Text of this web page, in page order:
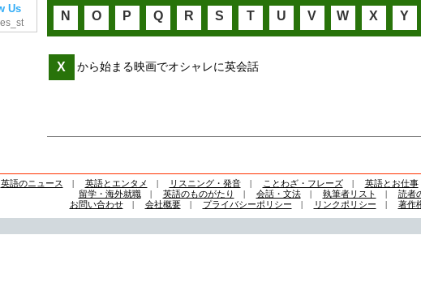
Us
N O P Q R S T U V W X Y
X から始まる映画でオシャレに英会話
英語のニュース | 英語とエンタメ | リスニング・発音| ことわざ・フレーズ| 英語とお仕事
留学・海外就職| 英語のものがたり | 会話・文法| 執筆者リスト | 読者
お問い合わせ| 会社概要| プライバシーポリシー | リンクポリシー | 著作